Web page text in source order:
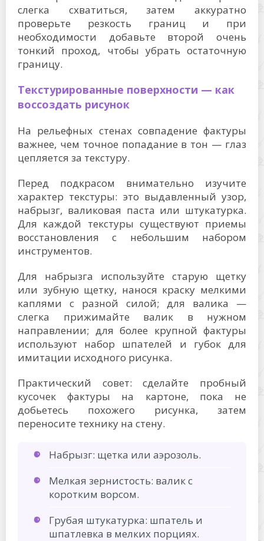
слегка схватиться, затем аккуратно
проверьте резкость границ и при
необходимости добавьте второй очень
тонкий проход, чтобы убрать остаточную
границу.
Текстурированные поверхности — как
воссоздать рисунок
На рельефных стенах совпадение фактуры
важнее, чем точное попадание в тон — глаз
цепляется за текстуру.
Перед подкрасом внимательно изучите
характер текстуры: это выдавленный узор,
набрызг, валиковая паста или штукатурка.
Для каждой текстуры существуют приемы
восстановления с небольшим набором
инструментов.
Для набрызга используйте старую щетку
или зубную щетку, нанося краску мелкими
каплями с разной силой; для валика —
слегка прижимайте валик в нужном
направлении; для более крупной фактуры
используют набор шпателей и губок для
имитации исходного рисунка.
Практический совет: сделайте пробный
кусочек фактуры на картоне, пока не
добьетесь похожего рисунка, затем
переносите технику на стену.
Набрызг: щетка или аэрозоль.
Мелкая зернистость: валик с
коротким ворсом.
Грубая штукатурка: шпатель и
шпатлевка в мелких порциях.